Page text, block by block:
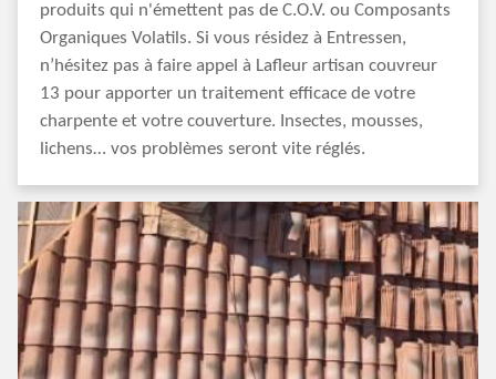
produits qui n'émettent pas de C.O.V. ou Composants
Organiques Volatils. Si vous résidez à Entressen,
n’hésitez pas à faire appel à Lafleur artisan couvreur
13 pour apporter un traitement efficace de votre
charpente et votre couverture. Insectes, mousses,
lichens… vos problèmes seront vite réglés.